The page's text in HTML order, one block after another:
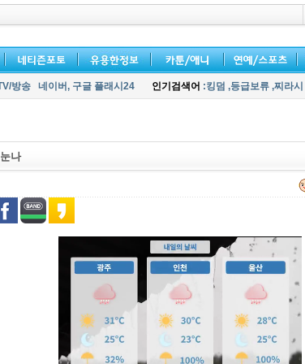
방송 네이버, 구글 플래시24 인기검색어 :킹덤 ,등급보류 ,찌라시
나